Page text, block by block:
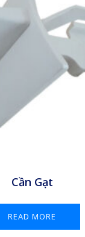
Cần Gạt
READ MORE